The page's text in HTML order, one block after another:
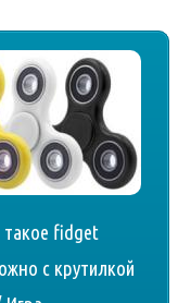
такое fidget
с крутилкой